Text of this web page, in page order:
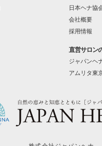
日本ヘナ協
会社概要
採用情報
直営サロン
ジャパンヘ
アムリタ東